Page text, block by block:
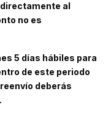
al
no es
5 días hábiles para
de este periodo
deberás